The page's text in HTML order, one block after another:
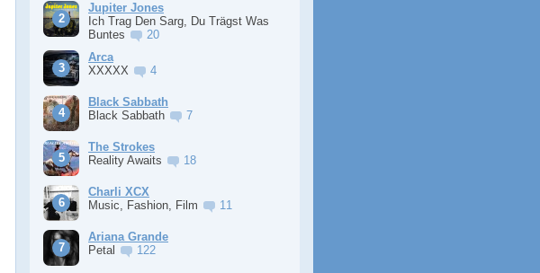
Jupiter Jones
Ich Trag Den Sarg, Du Trägst Was
Buntes
20
Arca
XXXXX
4
Black Sabbath
Black Sabbath
7
The Strokes
Reality Awaits
18
Charli XCX
Music, Fashion, Film
11
Ariana Grande
Petal
122